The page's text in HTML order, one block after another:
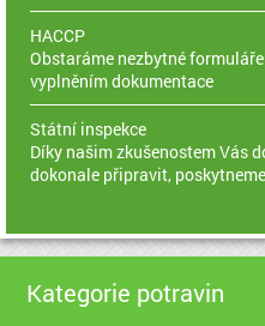
HACCP
Obstaráme nezbytné
vyplněním dokumentace
Státní inspekce
Díky našim zkušenostem Vás
dokonale připravit,
Kategorie potravin